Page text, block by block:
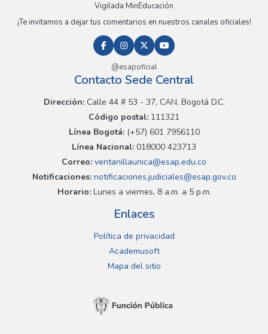
Vigilada MinEducación
¡Te invitamos a dejar tus comentarios en nuestros canales oficiales!
@esapoficial
Contacto Sede Central
Dirección:Calle 44 # 53 - 37, CAN, Bogotá D.C.
Código postal: 111321
Línea Bogotá:(+57) 601 7956110
Línea Nacional: 018000 423713
Correo: ventanillaunica@esap.edu.co
Notificaciones:notificaciones.judiciales@esap.gov.co
Horario:Lunes a viernes, 8 a.m. a 5 p.m.
Enlaces
Política de privacidad
Academusoft
Mapa del sitio